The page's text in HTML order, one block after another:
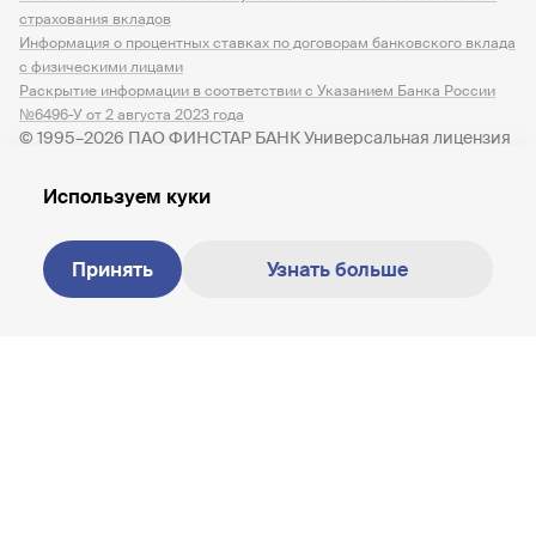
клиента — иностранного налогоплательщика
и способами получения от них необходимой
информации.
С критериями отнесения клиентов к категории
клиента — иностранного налогоплательщика
информации можно ознакомиться в разделе Тарифы
предоставлять информацию о своём налоговом
резидентстве, выгодоприобретателей, а также лиц,
прямо или косвенно их контролирующих.
© 1995–2026 ПАО ФИНСТАР БАНК Универсальная лицензия
страхования вкладов
Информация о процентных ставках по договорам банковского вклада
с физическими лицами
Раскрытие информации в соответствии с Указанием Банка России
№6496-У от 2 августа 2023 года
Создание сайта — M18
Используем куки
Принять Узнать больше